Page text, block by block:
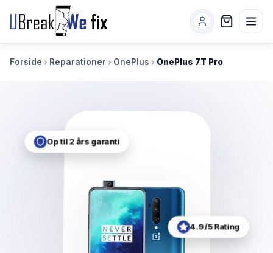
Forside Reparationer OnePlus OnePlus 7T Pro
Op til 2 års garanti
4.9/5 Rating